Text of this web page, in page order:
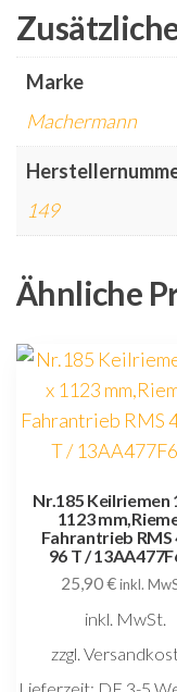
Marke
Machermann
149
Ähnliche
Nr.185 Keilriemen
1123
Fahrantrieb RMS
96 T /
25,90€ inkl.
inkl. MwSt.
zzgl.